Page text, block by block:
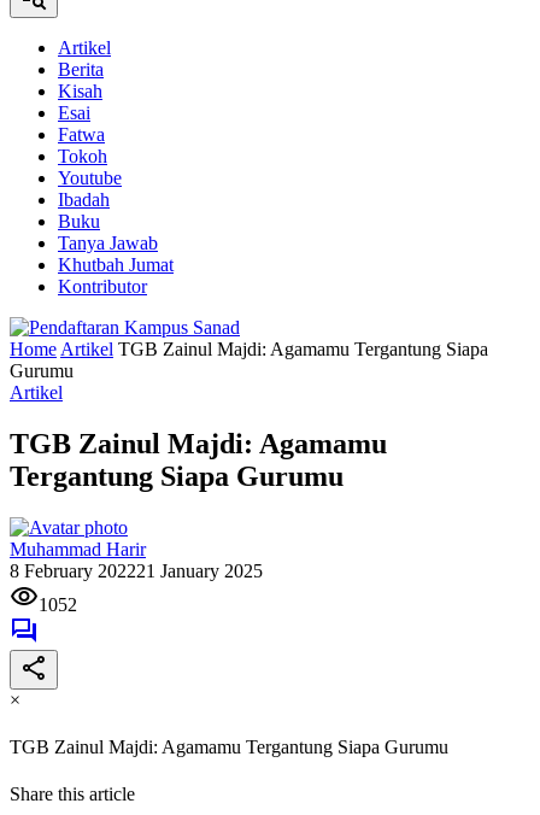
Artikel
Berita
Kisah
Esai
Fatwa
Tokoh
Youtube
Ibadah
Buku
Tanya Jawab
Khutbah Jumat
Kontributor
Home Artikel TGB Zainul Majdi: Agamamu Tergantung Siapa
Gurumu
Artikel
TGB Zainul Majdi: Agamamu
Tergantung Siapa Gurumu
Muhammad Harir
8 February 202221 January 2025
1052
×
TGB Zainul Majdi: Agamamu Tergantung Siapa Gurumu
Share this article